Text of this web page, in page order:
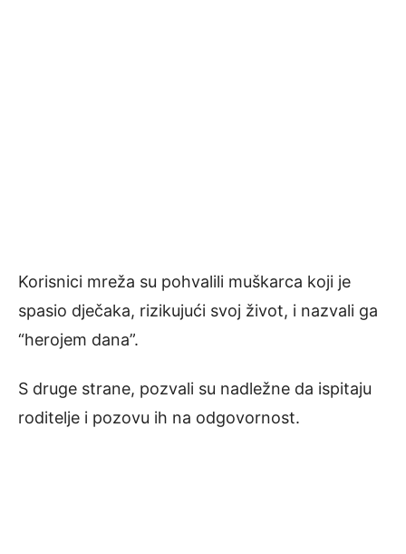
Korisnici mreža su pohvalili muškarca koji je
spasio dječaka, rizikujući svoj život, i nazvali ga
“herojem dana”.
S druge strane, pozvali su nadležne da ispitaju
roditelje i pozovu ih na odgovornost.